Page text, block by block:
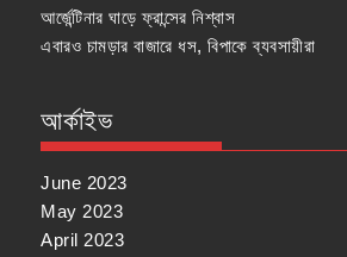
আর্জেন্টিনার ঘাড়ে ফ্রান্সের নিশ্বাস
এবারও চামড়ার বাজারে ধস, বিপাকে ব্যবসায়ীরা
আর্কাইভ
June 2023
May 2023
April 2023